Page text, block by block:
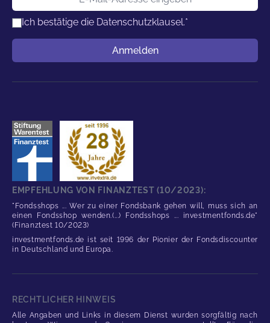
Ich bestätige die Datenschutzklausel.*
Anmelden
EMPFEHLUNG VON FINANZTEST (10/2023):
"Fondsshops ... Wer zu einer Fondsbank gehen will, muss sich an
einen Fondsshop wenden.(...) Fondsshops ... investmentfonds.de"
(Finanztest 10/2023)
investmentfonds.de ist seit 1996 der Pionier der Fondsdiscounter
in Deutschland und Europa.
RECHTLICHER HINWEIS
Alle Angaben und Links in diesem Dienst wurden sorgfältig nach